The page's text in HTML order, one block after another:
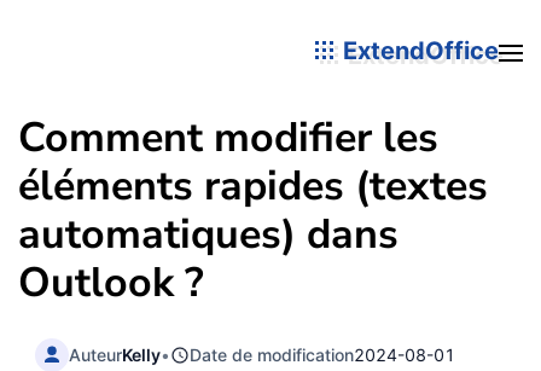
ExtendOffice
Comment modifier les
éléments rapides (textes
automatiques) dans
Outlook ?
AuteurKelly• Date de modification2024-08-01